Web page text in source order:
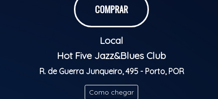
e comprovando , evocando sua história,
aprendendo que é na dança que a alma sobrevive.
Classificação etária: M/16
COMPRAR
Local
Hot Five Jazz&Blues Club
R. de Guerra Junqueiro, 495 - Porto, POR
Como chegar